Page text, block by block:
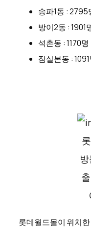
송파1동 :
방이2동 : 1901
석촌동 : 1170
잠실본동 :
롯데월드몰이 위치한